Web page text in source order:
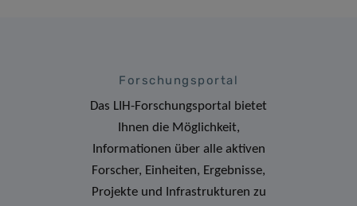
Forschungsportal
Das LIH-Forschungsportal bietet
Ihnen die Möglichkeit,
Informationen über alle aktiven
Forscher, Einheiten, Ergebnisse,
Projekte und Infrastrukturen zu